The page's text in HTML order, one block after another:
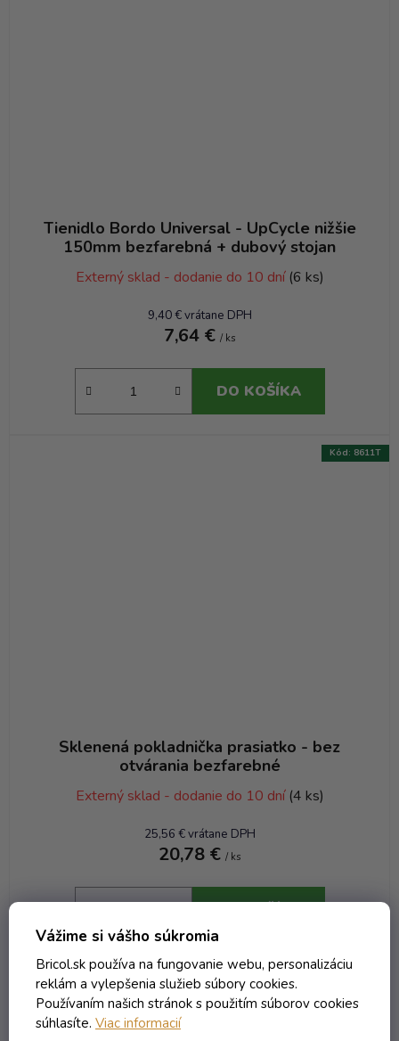
Vážime si vášho súkromia
Bricol.sk používa na fungovanie webu, personalizáciu
reklám a vylepšenia služieb súbory cookies.
Používaním našich stránok s použitím súborov cookies
súhlasíte. Viac informacií
Tienidlo Bordo Universal - UpCycle nižšie
150mm bezfarebná + dubový stojan
Externý sklad - dodanie do 10 dní (6 ks)
9,40 € vrátane DPH
7,64 € / ks
DO KOŠÍKA
Sklenená pokladnička prasiatko - bez
otvárania bezfarebné
Externý sklad - dodanie do 10 dní (4 ks)
25,56 € vrátane DPH
20,78 € / ks
Kód: 8611T
Kód: